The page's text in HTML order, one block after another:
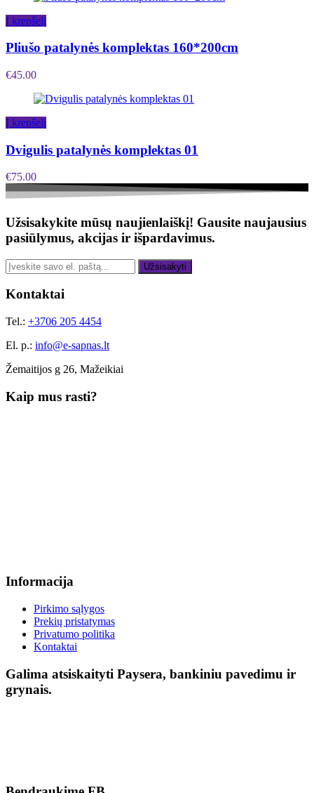
Į krepšelį
Pliušo patalynės komplektas 160*200cm
€45.00
Į krepšelį
Dvigulis patalynės komplektas 01
€75.00
Užsisakykite mūsų naujienlaiškį! Gausite naujausius
pasiūlymus, akcijas ir išpardavimus.
Užsisakyti
Kontaktai
Tel.: +3706 205 4454
El. p.: info@e-sapnas.lt
Žemaitijos g 26, Mažeikiai
Kaip mus rasti?
Informacija
Pirkimo sąlygos
Prekių pristatymas
Privatumo politika
Kontaktai
Galima atsiskaityti Paysera, bankiniu pavedimu ir
grynais.